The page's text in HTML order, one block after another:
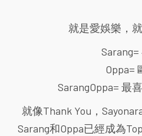
就是愛娛樂，
Sarang=
Oppa=
SarangOppa= 最
就像Thank You，
Sarang和Oppa已經成為